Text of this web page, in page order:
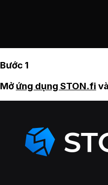
Bước 1
Mởứng dụng STON.fi